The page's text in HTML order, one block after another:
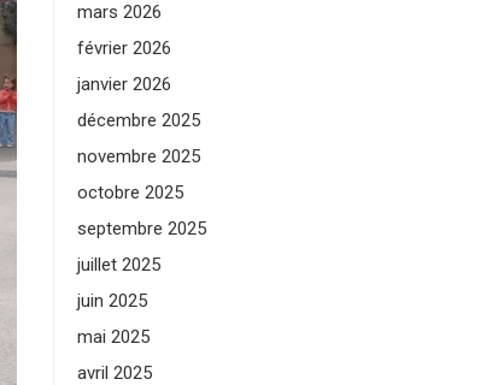
mars 2026
février 2026
janvier 2026
décembre 2025
novembre 2025
octobre 2025
septembre 2025
juillet 2025
juin 2025
mai 2025
avril 2025